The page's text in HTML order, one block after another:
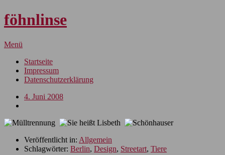
föhnlinse
Menü
Startseite
Impressum
Datenschutzerklärung
4. Juni 2008
Veröffentlicht in: Allgemein
Schlagwörter: Berlin, Design, Streetart, Tiere